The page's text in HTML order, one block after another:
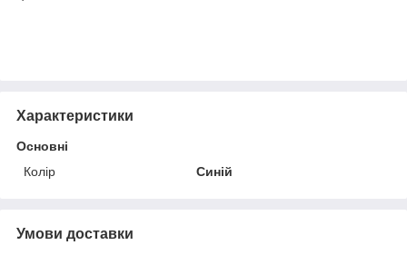
Характеристики
Основні
Колір
Синій
Умови доставки